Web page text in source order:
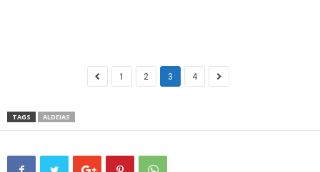
1 2 3 4
TAGS ALDEIAS